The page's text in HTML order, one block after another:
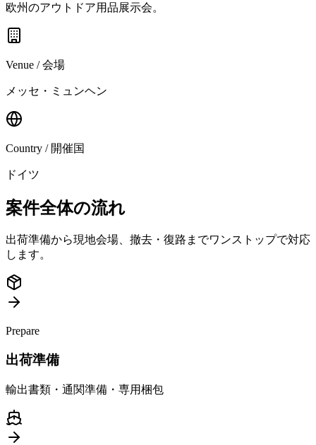
欧州のアウトドア用品展示会。
Venue / 会場
メッセ・ミュンヘン
Country / 開催国
ドイツ
案件全体の流れ
出荷準備から現地会場、撤去・復路までワンストップで対応
します。
Prepare
出荷準備
輸出書類・通関準備・専用梱包